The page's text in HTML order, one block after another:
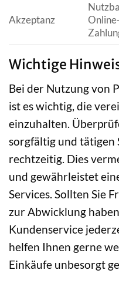
Akzeptanz
Wichtige
Bei der Nutzung von
ist es wichtig, die
einzuhalten.
sorgfältig und tätigen
rechtzeitig. Dies
und gewährleistet
Services. Sollten Sie
zur Abwicklung
Kundenservice
helfen Ihnen gerne
Einkäufe unbesorgt